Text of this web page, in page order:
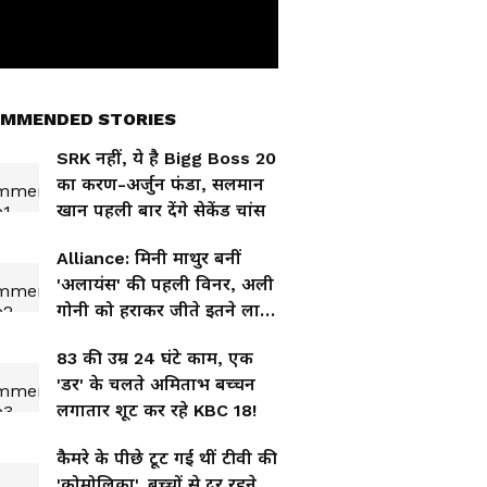
STORIES
SRK नहीं, ये है Bigg Boss 20
का करण-अर्जुन फंडा, सलमान
खान पहली बार देंगे सेकेंड चांस
Alliance: मिनी माथुर बनीं
'अलायंस' की पहली विनर, अली
गोनी को हराकर जीते इतने लाख
83 की उम्र 24 घंटे काम, एक
'डर' के चलते अमिताभ बच्चन
लगातार शूट कर रहे KBC 18!
कैमरे के पीछे टूट गई थीं टीवी की